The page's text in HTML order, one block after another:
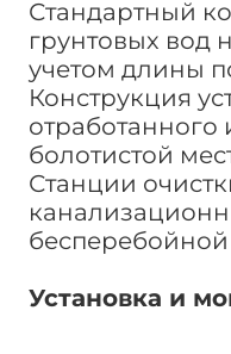
Стандартный
грунтовых вод
учетом длины
Конструкция
болотистой
Станции
Установка и